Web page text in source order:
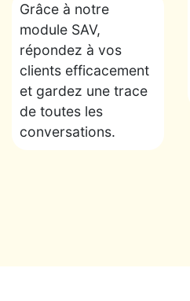
Grâce à notre
module SAV,
répondez à vos
clients efficacement
et gardez une trace
de toutes les
conversations.